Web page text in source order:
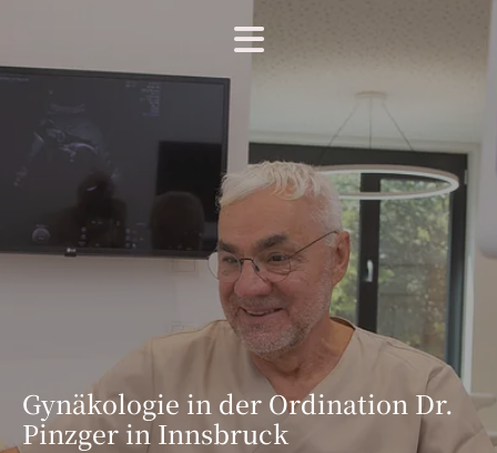
Gynäkologie in der Ordination Dr.
Pinzger in Innsbruck